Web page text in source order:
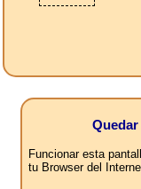
Funcionar esta
tu Browser del